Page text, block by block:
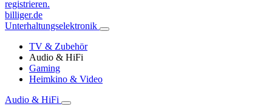
registrieren.
billiger.de
Unterhaltungselektronik
TV & Zubehör
Audio & HiFi
Gaming
Heimkino & Video
Audio & HiFi